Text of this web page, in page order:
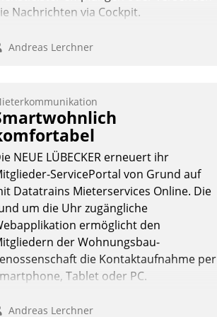
Nachrichten via Cockpit.
Andreas Lerchner
NEUE LÜBECKER erneuert ihr
ServicePortal von Grund auf
Datatrains Mieterservices Online. Die
um die Uhr zugängliche
ermöglicht den
der Wohnungs­bau­
die Kontaktaufnahme per
Tablet oder PC.
Andreas Lerchner